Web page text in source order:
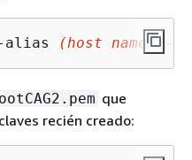
alias (host name) -
que
recién creado: